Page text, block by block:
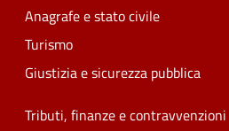
Anagrafe e stato civile
Turismo
Giustizia e sicurezza pubblica
Tributi, finanze e contravvenzioni